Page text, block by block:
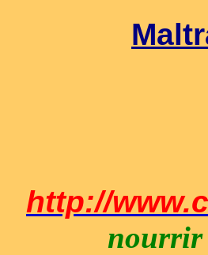
http://
nourrir